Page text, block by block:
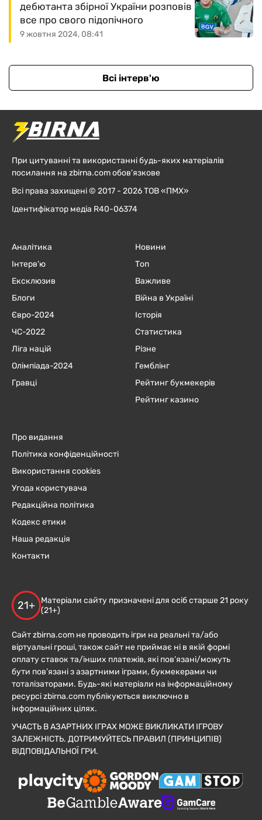
9 жовтня 2024, 08:41
дебютанта збірної України розповів
все про свого підопічного
Всі інтерв'ю
При цитуванні та використанні будь-яких матеріалів
посилання на zbirna.com обов'язкове
Всі права захищені © 2017 - 2026 ТОВ «ПМХ»
Ідентифікатор медіа R40-06374
Аналітика
Інтерв'ю
Ексклюзив
Блоги
Євро-2024
ЧC-2022
Ліга націй
Олімпіада-2024
Гравці
Новини
Топ
Важливе
Війна в Україні
Історія
Статистика
Різне
Гемблінг
Рейтинг букмекерів
Рейтинг казино
Про видання
Політика конфіденційності
Використання cookies
Угода користувача
Редакційна політика
Кодекс етики
Наша редакція
Контакти
21+
Матеріали сайту призначені для осіб старше 21 року
(21+)
Сайт zbirna.com не проводить ігри на реальні та/або
віртуальні гроші, також сайт не приймає ні в якій формі
оплату ставок та/інших платежів, які пов’язані/можуть
бути пов’язані з азартними іграми, букмекерами чи
тоталізаторами. Будь-які матеріали на інформаційному
ресурсі zbirna.com публікуються виключно в
інформаційних цілях.
УЧАСТЬ В АЗАРТНИХ ІГРАХ МОЖЕ ВИКЛИКАТИ ІГРОВУ
ЗАЛЕЖНІСТЬ. ДОТРИМУЙТЕСЬ ПРАВИЛ (ПРИНЦИПІВ)
ВІДПОВІДАЛЬНОЇ ГРИ.